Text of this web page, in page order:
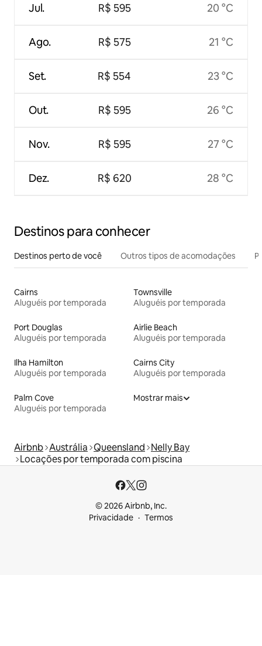
Jul.
Ago.
Set.
Out.
Nov.
Dez.
R$ 595
R$ 575
R$ 554
R$ 595
R$ 595
R$ 620
20 °C
21 °C
23 °C
26 °C
27 °C
28 °C
Destinos para conhecer
Destinos perto de você Outros tipos de acomodações
Cairns
Aluguéis por temporada
Townsville
Aluguéis por temporada
Port Douglas
Aluguéis por temporada
Airlie Beach
Aluguéis por temporada
Ilha Hamilton
Aluguéis por temporada
Cairns City
Aluguéis por temporada
Palm Cove
Aluguéis por temporada
Mostrar mais
Airbnb Austrália Queensland Nelly Bay
Locações por temporada com piscina
© 2026 Airbnb, Inc.
Privacidade
Termos